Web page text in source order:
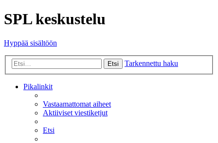
SPL keskustelu
Hyppää sisältöön
Etsi Tarkennettu haku
Pikalinkit
Vastaamattomat aiheet
Aktiiviset viestiketjut
Etsi